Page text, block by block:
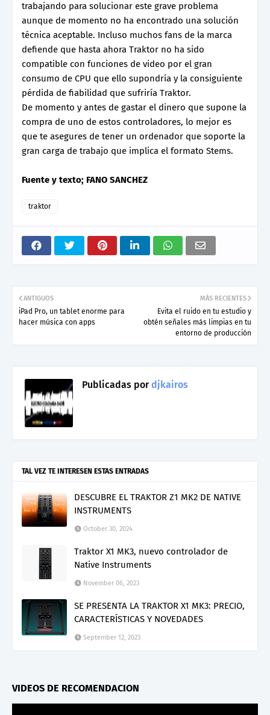
trabajando para solucionar este grave problema
aunque de momento no ha encontrado una solución
técnica aceptable. Incluso muchos fans de la marca
defiende que hasta ahora Traktor no ha sido
compatible con funciones de video por el gran
consumo de CPU que ello supondría y la consiguiente
pérdida de fiabilidad que sufriría Traktor.
De momento y antes de gastar el dinero que supone la
compra de uno de estos controladores, lo mejor es
que te asegures de tener un ordenador que soporte la
gran carga de trabajo que implica el formato Stems.
Fuente y texto; FANO SANCHEZ
traktor
MÁS RECIENTES
Evita el ruido en tu estudio y
obtén señales más limpias en tu
entorno de producción
ANTIGUOS
iPad Pro, un tablet enorme para
hacer música con apps
Publicadas pordjkairos
TAL VEZ TE INTERESEN ESTAS ENTRADAS
DESCUBRE EL TRAKTOR Z1 MK2 DE NATIVE
INSTRUMENTS
October 30, 2024
Traktor X1 MK3, nuevo controlador de
Native Instruments
November 06, 2023
SE PRESENTA LA TRAKTOR X1 MK3: PRECIO,
CARACTERÍSTICAS Y NOVEDADES
September 12, 2023
VIDEOS DE RECOMENDACION